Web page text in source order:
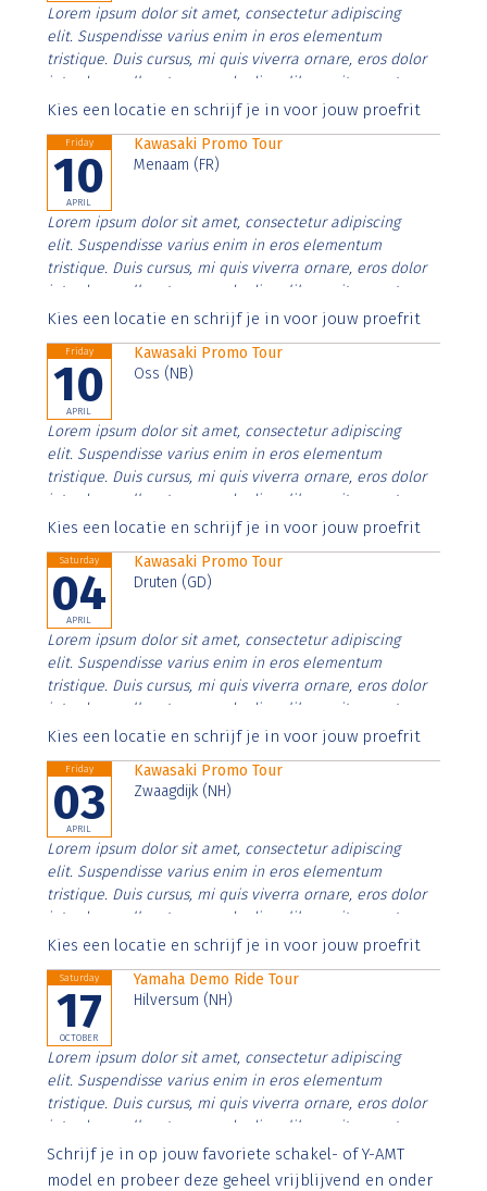
Lorem ipsum dolor sit amet, consectetur adipiscing
elit. Suspendisse varius enim in eros elementum
tristique. Duis cursus, mi quis viverra ornare, eros dolor
interdum nulla, ut commodo diam libero vitae erat.
Aenean faucibus nibh et justo cursus id rutrum lorem
Kies een locatie en schrijf je in voor jouw proefrit
Friday
10
APRIL
Kawasaki Promo Tour
Menaam (FR)
Lorem ipsum dolor sit amet, consectetur adipiscing
elit. Suspendisse varius enim in eros elementum
tristique. Duis cursus, mi quis viverra ornare, eros dolor
interdum nulla, ut commodo diam libero vitae erat.
Aenean faucibus nibh et justo cursus id rutrum lorem
Kies een locatie en schrijf je in voor jouw proefrit
Friday
10
APRIL
Kawasaki Promo Tour
Oss (NB)
Lorem ipsum dolor sit amet, consectetur adipiscing
elit. Suspendisse varius enim in eros elementum
tristique. Duis cursus, mi quis viverra ornare, eros dolor
interdum nulla, ut commodo diam libero vitae erat.
Aenean faucibus nibh et justo cursus id rutrum lorem
Kies een locatie en schrijf je in voor jouw proefrit
Saturday
04
APRIL
Kawasaki Promo Tour
Druten (GD)
Lorem ipsum dolor sit amet, consectetur adipiscing
elit. Suspendisse varius enim in eros elementum
tristique. Duis cursus, mi quis viverra ornare, eros dolor
interdum nulla, ut commodo diam libero vitae erat.
Aenean faucibus nibh et justo cursus id rutrum lorem
Kies een locatie en schrijf je in voor jouw proefrit
Friday
03
APRIL
Kawasaki Promo Tour
Zwaagdijk (NH)
Lorem ipsum dolor sit amet, consectetur adipiscing
elit. Suspendisse varius enim in eros elementum
tristique. Duis cursus, mi quis viverra ornare, eros dolor
interdum nulla, ut commodo diam libero vitae erat.
Aenean faucibus nibh et justo cursus id rutrum lorem
Kies een locatie en schrijf je in voor jouw proefrit
Saturday
17
OCTOBER
Yamaha Demo Ride Tour
Hilversum (NH)
Lorem ipsum dolor sit amet, consectetur adipiscing
elit. Suspendisse varius enim in eros elementum
tristique. Duis cursus, mi quis viverra ornare, eros dolor
interdum nulla, ut commodo diam libero vitae erat.
Aenean faucibus nibh et justo cursus id rutrum lorem
imperdiet. Nunc ut sem vitae risus tristique posuere.
Schrijf je in op jouw favoriete schakel- of Y-AMT
model en probeer deze geheel vrijblijvend en onder